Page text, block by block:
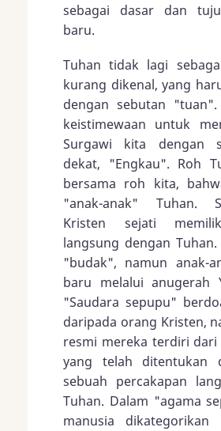
sebagai dasar dan
baru.
Tuhan tidak lagi
kurang dikenal, yang
dengan sebutan
keistimewaan untuk
Surgawi kita dengan
dekat, "Engkau". Roh
bersama roh kita,
"anak-anak" Tuhan.
Kristen sejati
langsung dengan
"budak", namun anak-
baru melalui anugerah
"Saudara sepupu"
daripada orang Kristen,
resmi mereka terdiri
yang telah ditentukan
sebuah percakapan
Tuhan. Dalam "agama
manusia dikategorikan